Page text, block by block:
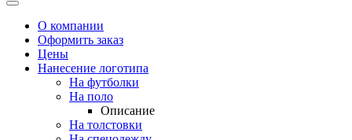
О компании
Оформить заказ
Цены
Нанесение логотипа
На футболки
На поло
Описание
На толстовки